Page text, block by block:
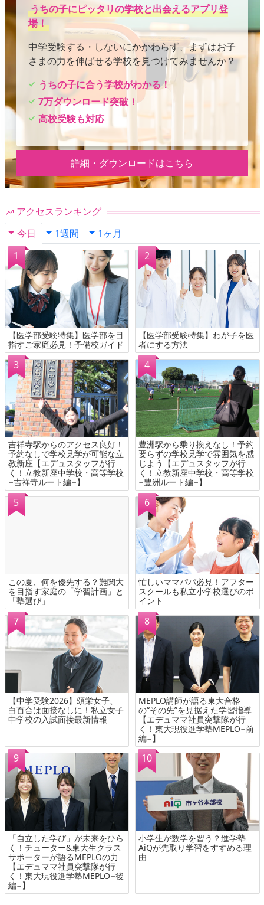
うちの子にピッタリの学校と出会えるアプリ登
場！
中学受験する・しないにかかわらず、まずはお子
さまの力を伸ばせる学校を見つけてみませんか？
うちの子に合う学校がわかる！
7万ダウンロード突破！
高校受験も対応
詳細・ダウンロードはこちら
アクセスランキング
今日
1週間 1ヶ月
【医学部受験特集】医学部を目
指すご家庭必見！予備校ガイド
【医学部受験特集】わが子を医
者にする方法
吉祥寺駅からのアクセス良好！
予約なしで学校見学が可能な立
教新座【エデュスタッフが行
く！立教新座中学校・高等学校
−吉祥寺ルート編−】
豊洲駅から乗り換えなし！予約
要らずの学校見学で雰囲気を感
じよう【エデュスタッフが行
く！立教新座中学校・高等学校
−豊洲ルート編−】
この夏、何を優先する？難関大
を目指す家庭の「学習計画」と
「塾選び」
忙しいママパパ必見！アフター
スクールも私立小学校選びのポ
イント
【中学受験2026】頌栄女子、
白百合は面接なしに！私立女子
中学校の入試面接最新情報
MEPLO講師が語る東大合格
の“その先”を見据えた学習指導
【エデュママ社員突撃隊が行
く！東大現役進学塾MEPLO−前
編−】
「自立した学び」が未来をひら
く！チューター&東大生クラス
サポーターが語るMEPLOの力
【エデュママ社員突撃隊が行
く！東大現役進学塾MEPLO−後
編−】
小学生が数学を習う？進学塾
AiQが先取り学習をすすめる理
由